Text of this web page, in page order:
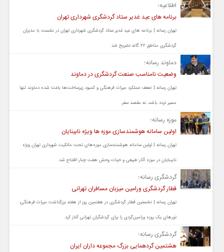
اطلاعیه؛
برنامه های عید غدیر ستاد گردشگری شهرداری تهران
تهران رسانه | برنامه های عید غدیر ستاد گردشگری شهرداری تهران در نشست با مدیران
گردشگری مناطق ۲۲ گانه تشریح شد.
دماوند رسانه؛
وضعیت نامناسب صنعت گردشگری در دماوند
تهران رسانه | ضعف عملکرد میراث فرهنگی و کمبود زیرساخت‌ها باعث شده دماوند تنها
مسیر تردد باشد، نه مقصد سفر.
موزه رسانه؛
اولین سامانه هوشمندسازی موزه ها ویژه نابینایان
تهران رسانه | اولین سامانه هوشمندسازی موزه‌های تحت مالکیت شهرداری تهران ویژه
نابینایان در موزه آثار طبیعی و حیات وحش هفت چنار افتتاح شد.
گردشگری رسانه؛
قطار گردشگری ورامین میزبان مسافران تهرانی
تهران رسانه | نخستین قطار گردشگری در هفتمین روز از هفته بزرگداشت میراث فرهنگی،
تورهای یک روزه ورامین‌گردی را برای گردشگران تهرانی آغاز کرد.
گردشگری رسانه؛
هشتمین گردهمایی بزرگ مجموعه داران ایران